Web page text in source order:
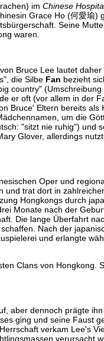
im Chinese
Grace Ho (何愛瑜)
Seine
waren.
Bruce Lee lautet
die Silbe Fan bezieht
country" (Umschreibung
er oft (vor allem in der
Bruce' Eltern bereits
um die
"sitzt nie ruhig") und
Glover, allerdings
Oper und
trat dort in
Hongkongs durch
Monate nach der
Die lange Überfahrt
Nach der
und erlangte
Clans von Hongkong.
aber dennoch prägte
ging und seine Faust
verkam Lee's
verursacht